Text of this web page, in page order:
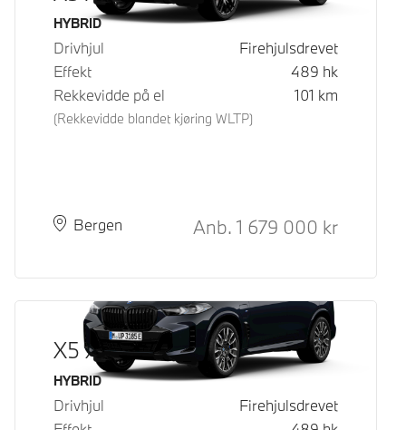
Drivstoff
HYBRID
Drivhjul
Firehjulsdrevet
Effekt
489 hk
Rekkevidde på el
(Rekkevidde blandet kjøring WLTP)
101 km
PlassBergen
Leveringstid Kontantpris
Anb. 1 679 000 kr
X5 xDrive50e
Drivstoff
HYBRID
Drivhjul
Firehjulsdrevet